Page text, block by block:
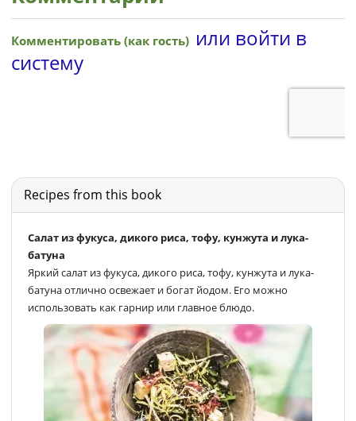
Recipes from this book
Салат из фукуса, дикого риса, тофу, кунжута и лука-
батуна
Яркий салат из фукуса, дикого риса, тофу, кунжута и лука-
батуна отлично освежает и богат йодом. Его можно
использовать как гарнир или главное блюдо.